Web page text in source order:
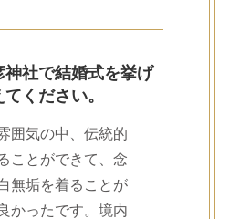
神社で結婚式を挙げ
ください。
囲気の中、伝統的
ことができて、念
無垢を着ることが
かったです。境内